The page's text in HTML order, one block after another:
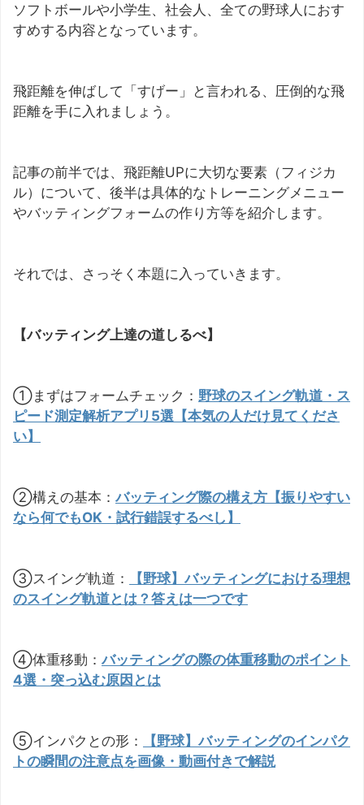
ソフトボールや小学生、社会人、全ての野球人におす
すめする内容となっています。
飛距離を伸ばして「すげー」と言われる、圧倒的な飛
距離を手に入れましょう。
記事の前半では、飛距離UPに大切な要素（フィジカ
ル）について、後半は具体的なトレーニングメニュー
やバッティングフォームの作り方等を紹介します。
それでは、さっそく本題に入っていきます。
【バッティング上達の道しるべ】
①まずはフォームチェック： 野球のスイング軌道・ス
ピード測定解析アプリ5選【本気の人だけ見てくださ
い】
②構えの基本：バッティング際の構え方【振りやすい
なら何でもOK・試行錯誤するべし】
③スイング軌道：
【野球】バッティングにおける理想
のスイング軌道とは？答えは一つです
④体重移動：バッティングの際の体重移動のポイント
4選・突っ込む原因とは
⑤インパクとの形：
【野球】バッティングのインパク
トの瞬間の注意点を画像・動画付きで解説